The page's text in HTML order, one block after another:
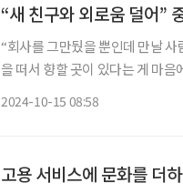
“새 친구와 외로움 덜어”
“회사를 그만뒀을 뿐인데 만날
을 떠서 향할 곳이 있다는 게 마음
2024-10-15 08:58
고용 서비스에 문화를 더